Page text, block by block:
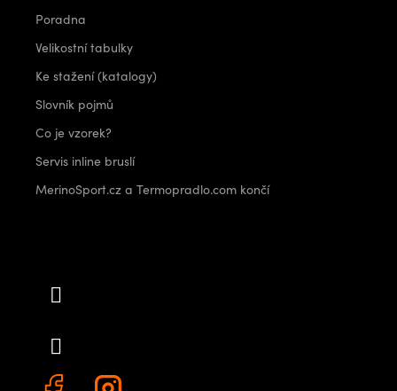
Poradna
Velikostní tabulky
Ke stažení (katalogy)
Slovník pojmů
Co je vzorek?
Servis inline bruslí
MerinoSport.cz a Termopradlo.com končí